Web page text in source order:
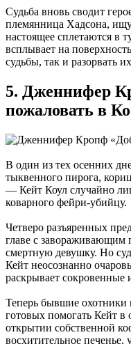
Судьба вновь сводит
племянница Хадсона,
настоящее сплетаются в
всплывает на
судьбы, так и разорвать
5. Дженнифер
пожаловать в
В один из тех осенних
тыквенного пирога,
— Кейт Коул случайно
коварного фейри-убийцу.
Четверо разъяренных
главе с завораживающим
смертную девушку. Но
Кейт неосознанно
раскрывает сокровенные
Теперь бывшие охотники
готовых помогать Кейт
открытии собственной
восхитительное